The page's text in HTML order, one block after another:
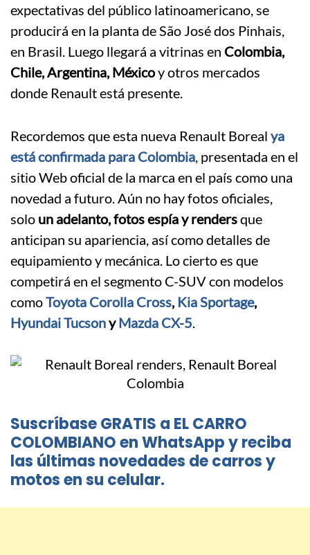
expectativas del público latinoamericano, se
producirá en la planta de São José dos Pinhais,
en Brasil. Luego llegará a vitrinas en Colombia,
Chile, Argentina, Méxicoy otros mercados
donde Renault está presente.
Recordemos que esta nueva Renault Boreal ya
está confirmada para Colombia, presentada en el
sitio Web oficial de la marca en el país como una
novedad a futuro. Aún no hay fotos oficiales,
solo un adelanto, fotos espía y rendersque
anticipan su apariencia, así como detalles de
equipamiento y mecánica. Lo cierto es que
competirá en el segmento C-SUV con modelos
comoToyota Corolla Cross, Kia Sportage,
Hyundai TucsonyMazda CX-5.
Suscríbase GRATIS a EL CARRO
COLOMBIANO en WhatsApp y reciba
las últimas novedades de carros y
motos en su celular.